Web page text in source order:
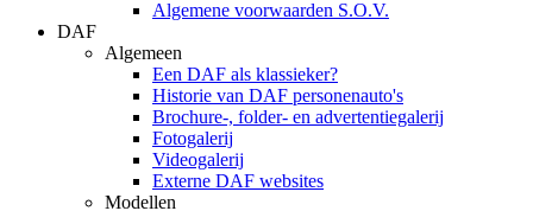
Algemene voorwaarden S.O.V.
DAF
Algemeen
Een DAF als klassieker?
Historie van DAF personenauto's
Brochure-, folder- en advertentiegalerij
Fotogalerij
Videogalerij
Externe DAF websites
Modellen